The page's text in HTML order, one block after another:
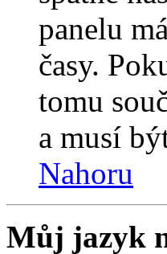
panelu
časy.
tomu
a musí
Nahoru
Můj jazyk